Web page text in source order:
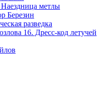
метлы
Березин
разведка
16. Дресс-код летучей